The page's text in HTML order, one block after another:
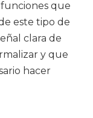
que
este tipo de
clara de
y que
hacer